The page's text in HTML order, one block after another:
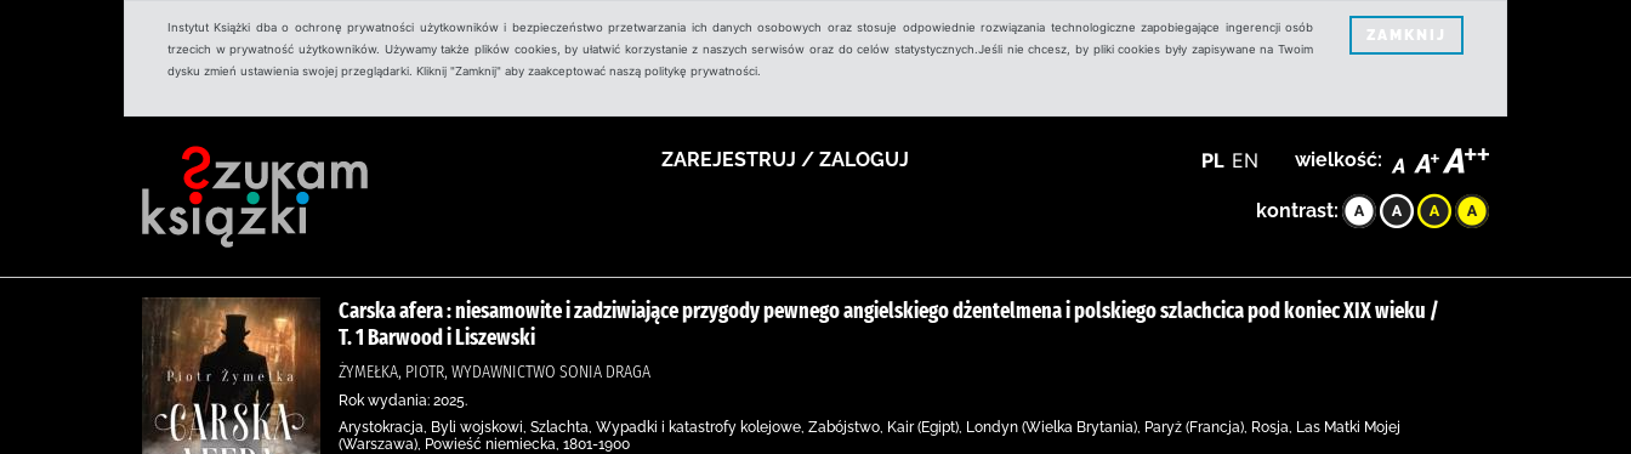
Instytut Książki dba o ochronę prywatności użytkowników i bezpieczeństwo przetwarzania ich danych osobowych oraz stosuje odpowiednie rozwiązania technologiczne zapobiegające ingerencji osób
trzecich w prywatność użytkowników. Używamy także plików cookies, by ułatwić korzystanie z naszych serwisów oraz do celów statystycznych.Jeśli nie chcesz, by pliki cookies były zapisywane na Twoim
dysku zmień ustawienia swojej przeglądarki. Kliknij "Zamknij" aby zaakceptować naszą politykę prywatności.
ZAMKNIJ
ZAREJESTRUJ / ZALOGUJ PL EN wielkość:
kontrast:
Carska afera : niesamowite i zadziwiające przygody pewnego angielskiego dżentelmena i polskiego szlachcica pod koniec XIX wieku /
T. 1 Barwood i Liszewski
ŻYMEŁKA, PIOTR, WYDAWNICTWO SONIA DRAGA
Rok wydania: 2025.
Arystokracja, Byli wojskowi, Szlachta, Wypadki i katastrofy kolejowe, Zabójstwo, Kair (Egipt), Londyn (Wielka Brytania), Paryż (Francja), Rosja, Las Matki Mojej
(Warszawa), Powieść niemiecka, 1801-1900